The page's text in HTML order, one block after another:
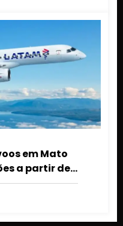
em Mato
a partir de